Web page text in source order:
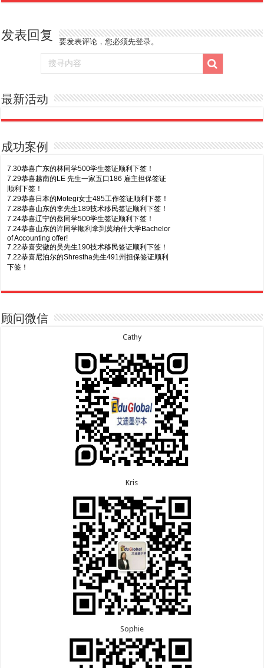
发表回复 要发表评论，您必须先登录。
最新活动
成功案例
Business offer！
8.6恭喜江苏的谢先生600旅游签证顺利下签，三年多
8.5恭喜江苏的杨女士190技术移民签证顺利下签！
8.3恭喜黑龙江的刘女士864父母签证顺利下签！
8.3恭喜天津的陈同学和妈妈590+500学生签证顺利
7.30恭喜广东的林同学500学生签证顺利下签！
7.29恭喜越南的LE 先生一家五口186 雇主担保签证
顺利下签！
7.29恭喜日本的Motegi女士485工作签证顺利下签！
7.28恭喜山东的李先生189技术移民签证顺利下签！
7.24恭喜辽宁的蔡同学500学生签证顺利下签！
7.24恭喜山东的许同学顺利拿到莫纳什大学Bachelor
of Accounting offer!
7.22恭喜安徽的吴先生190技术移民签证顺利下签！
7.22恭喜尼泊尔的Shrestha先生491州担保签证顺利
下签！
签！
7.15恭喜江苏的曹同学500学生签证顺利下签！
7.13恭喜广东的邓同学500学生签证顺利下签！
7.9恭喜广东的喻同学500学生签证顺利下签！
7.8恭喜黑龙江的刘女士600旅游签证顺利下签，三年
7.7恭喜北京的王先生和孩子600旅游签证顺利下签，
顾问微信
Cathy
Kris
Sophie